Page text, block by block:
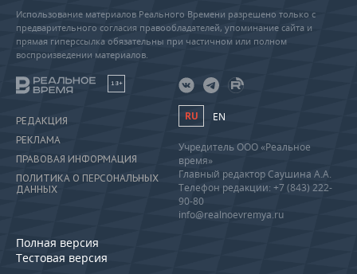
Использование материалов Реального Времени разрешено только с
предварительного согласия правообладателей, упоминание сайта и
прямая гиперссылка обязательны при частичном или полном
воспроизведении материалов.
18+
РЕДАКЦИЯ
РЕКЛАМА
ПРАВОВАЯ ИНФОРМАЦИЯ
ПОЛИТИКА О ПЕРСОНАЛЬНЫХ
ДАННЫХ
Полная версия
Тестовая версия
RU EN
Учредитель ООО «Реальное
время»
Главный редактор Саушина А.А.
Телефон редакции: +7 (843) 222-
90-80
info@realnoevremya.ru